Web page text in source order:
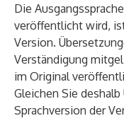
Die
veröffentlicht wird,
Version.
Verständigung
im Original
Gleichen Sie
Sprachversion der